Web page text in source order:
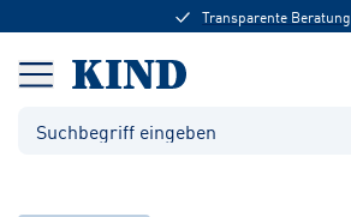
Transparente Beratung